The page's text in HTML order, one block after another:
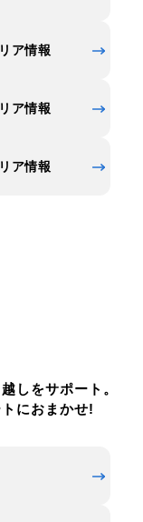
い集客施設を
マクセルアク
り、幼児連れ
ア情報
ア情報
ア情報
しをサポート。
におまかせ!